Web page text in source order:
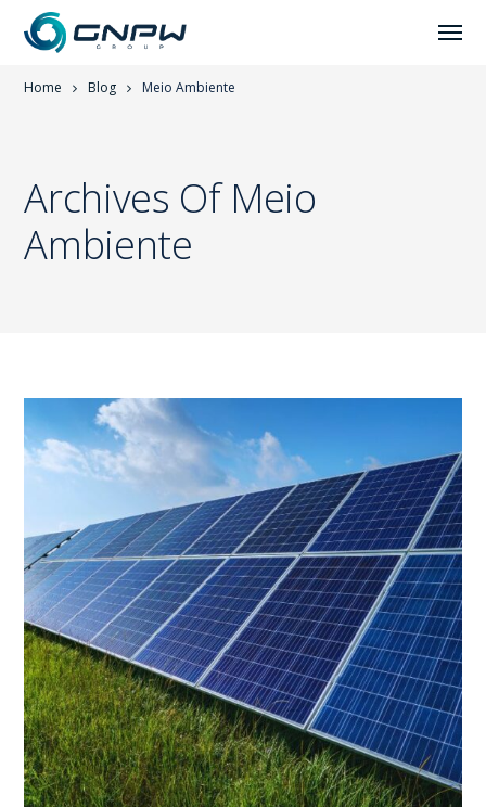
Home Blog Meio Ambiente
Archives Of Meio
Ambiente